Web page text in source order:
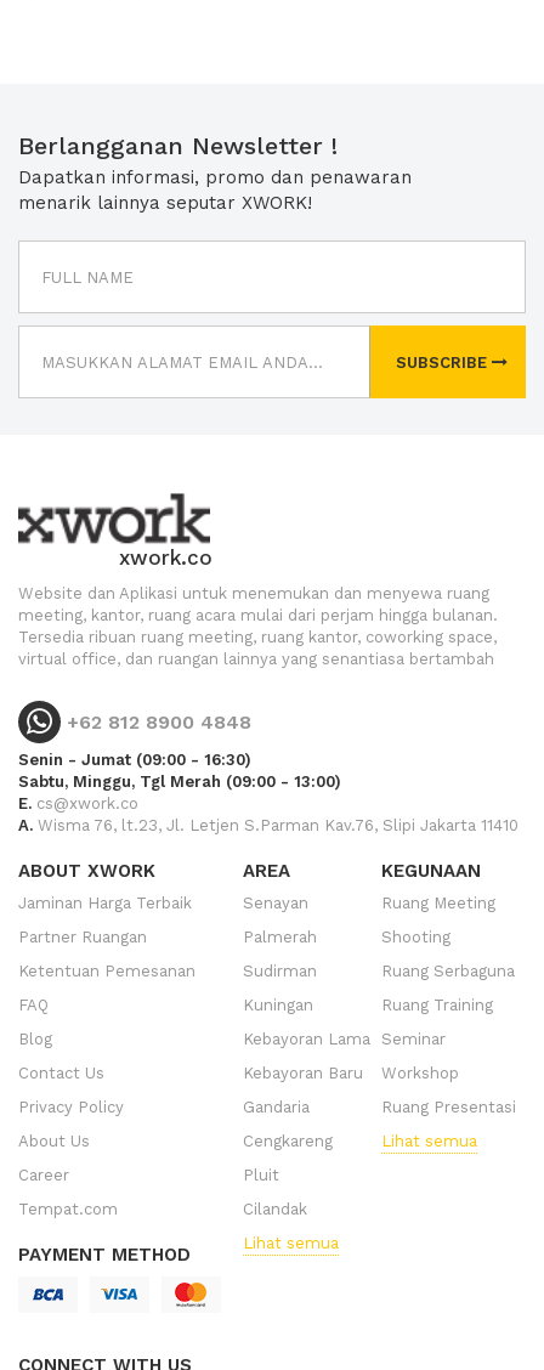
Berlangganan Newsletter !
Dapatkan informasi, promo dan penawaran
menarik lainnya seputar XWORK!
SUBSCRIBE
xwork.co
Website dan Aplikasi untuk menemukan dan menyewa ruang
meeting, kantor, ruang acara mulai dari perjam hingga bulanan.
Tersedia ribuan ruang meeting, ruang kantor, coworking space,
virtual office, dan ruangan lainnya yang senantiasa bertambah
+62 812 8900 4848
Senin - Jumat (09:00 - 16:30)
Sabtu, Minggu, Tgl Merah (09:00 - 13:00)
E. cs@xwork.co
A. Wisma 76, lt.23, Jl. Letjen S.Parman Kav.76, Slipi Jakarta 11410
ABOUT XWORK
Jaminan Harga Terbaik
Partner Ruangan
Ketentuan Pemesanan
FAQ
Blog
Contact Us
Privacy Policy
About Us
Career
Tempat.com
PAYMENT METHOD
CONNECT WITH US
AREA
Senayan
Palmerah
Sudirman
Kuningan
Kebayoran Lama
Kebayoran Baru
Gandaria
Cengkareng
Pluit
Cilandak
Lihat semua
KEGUNAAN
Ruang Meeting
Shooting
Ruang Serbaguna
Ruang Training
Seminar
Workshop
Ruang Presentasi
Lihat semua